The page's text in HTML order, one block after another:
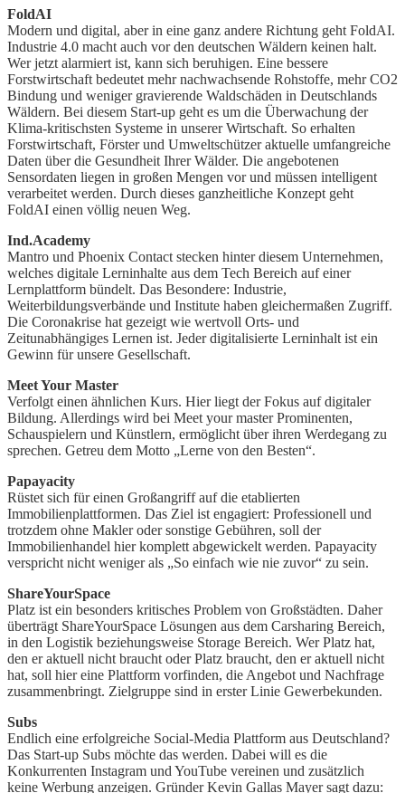
FoldAI
Modern und digital, aber in eine ganz andere Richtung geht FoldAI.
Industrie 4.0 macht auch vor den deutschen Wäldern keinen halt.
Wer jetzt alarmiert ist, kann sich beruhigen. Eine bessere
Forstwirtschaft bedeutet mehr nachwachsende Rohstoffe, mehr CO2
Bindung und weniger gravierende Waldschäden in Deutschlands
Wäldern. Bei diesem Start-up geht es um die Überwachung der
Klima-kritischsten Systeme in unserer Wirtschaft. So erhalten
Forstwirtschaft, Förster und Umweltschützer aktuelle umfangreiche
Daten über die Gesundheit Ihrer Wälder. Die angebotenen
Sensordaten liegen in großen Mengen vor und müssen intelligent
verarbeitet werden. Durch dieses ganzheitliche Konzept geht
FoldAI einen völlig neuen Weg.
Ind.Academy
Mantro und Phoenix Contact stecken hinter diesem Unternehmen,
welches digitale Lerninhalte aus dem Tech Bereich auf einer
Lernplattform bündelt. Das Besondere: Industrie,
Weiterbildungsverbände und Institute haben gleichermaßen Zugriff.
Die Coronakrise hat gezeigt wie wertvoll Orts- und
Zeitunabhängiges Lernen ist. Jeder digitalisierte Lerninhalt ist ein
Gewinn für unsere Gesellschaft.
Meet Your Master
Verfolgt einen ähnlichen Kurs. Hier liegt der Fokus auf digitaler
Bildung. Allerdings wird bei Meet your master Prominenten,
Schauspielern und Künstlern, ermöglicht über ihren Werdegang zu
sprechen. Getreu dem Motto „Lerne von den Besten“.
Papayacity
Rüstet sich für einen Großangriff auf die etablierten
Immobilienplattformen. Das Ziel ist engagiert: Professionell und
trotzdem ohne Makler oder sonstige Gebühren, soll der
Immobilienhandel hier komplett abgewickelt werden. Papayacity
verspricht nicht weniger als „So einfach wie nie zuvor“ zu sein.
ShareYourSpace
Platz ist ein besonders kritisches Problem von Großstädten. Daher
überträgt ShareYourSpace Lösungen aus dem Carsharing Bereich,
in den Logistik beziehungsweise Storage Bereich. Wer Platz hat,
den er aktuell nicht braucht oder Platz braucht, den er aktuell nicht
hat, soll hier eine Plattform vorfinden, die Angebot und Nachfrage
zusammenbringt. Zielgruppe sind in erster Linie Gewerbekunden.
Subs
Endlich eine erfolgreiche Social-Media Plattform aus Deutschland?
Das Start-up Subs möchte das werden. Dabei will es die
Konkurrenten Instagram und YouTube vereinen und zusätzlich
keine Werbung anzeigen. Gründer Kevin Gallas Mayer sagt dazu: